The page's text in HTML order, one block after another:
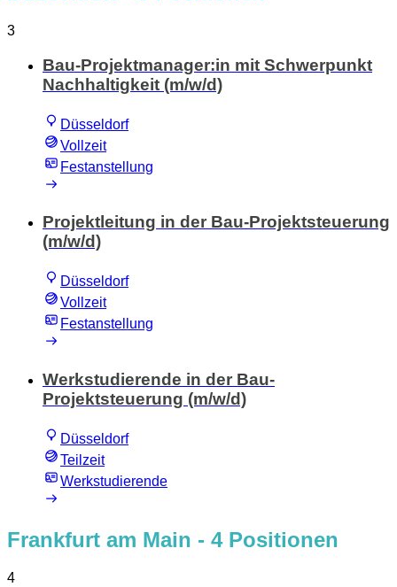
3
Bau-Projektmanager:in mit Schwerpunkt
Nachhaltigkeit (m/w/d)
Düsseldorf
Vollzeit
Festanstellung
Projektleitung in der Bau-Projektsteuerung
(m/w/d)
Düsseldorf
Vollzeit
Festanstellung
Werkstudierende in der Bau-
Projektsteuerung (m/w/d)
Düsseldorf
Teilzeit
Werkstudierende
Frankfurt am Main - 4 Positionen
4